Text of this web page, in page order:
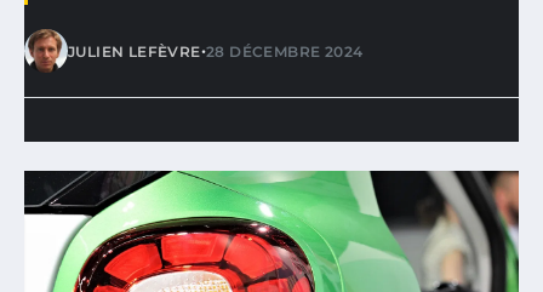
JULIEN LEFÈVRE•28 DÉCEMBRE 2024